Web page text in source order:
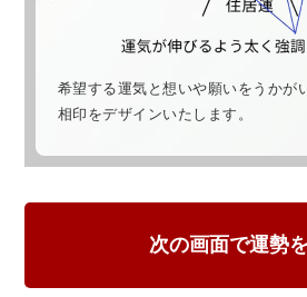
希望する運気と想いや願いをうかが
相印をデザインいたします。